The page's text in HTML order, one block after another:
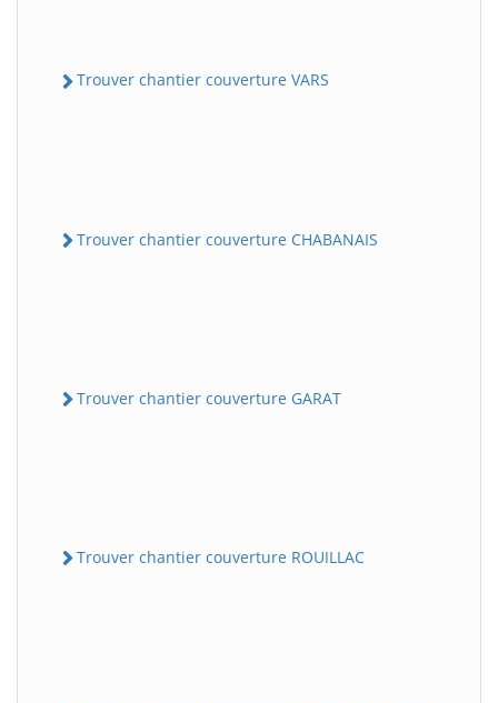
Trouver chantier couverture VARS
Trouver chantier couverture CHABANAIS
Trouver chantier couverture GARAT
Trouver chantier couverture ROUILLAC